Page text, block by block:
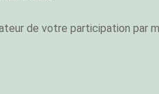
de votre participation par